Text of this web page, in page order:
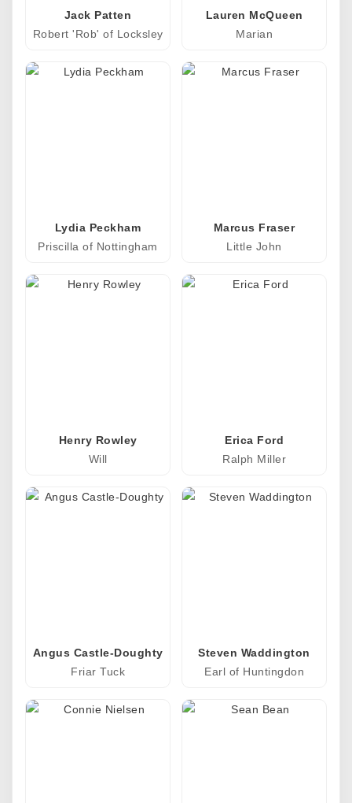
Jack Patten
Robert 'Rob' of Locksley
Lauren McQueen
Marian
Lydia Peckham
Priscilla of Nottingham
Marcus Fraser
Little John
Henry Rowley
Will
Erica Ford
Ralph Miller
Angus Castle-Doughty
Friar Tuck
Steven Waddington
Earl of Huntingdon